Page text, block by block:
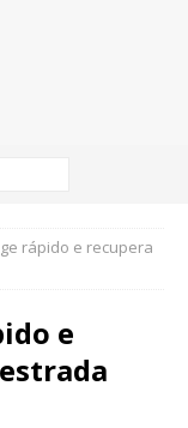
rápido e recupera
e